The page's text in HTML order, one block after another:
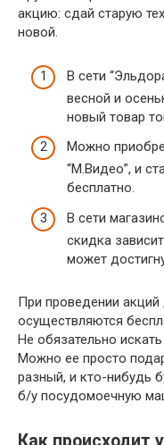
акцию: сдай старую
новой.
В сети
весной и
новый товар
Можно
“М.Видео”, и
бесплатно.
В сети
скидка
может
При проведении
осуществляются
Не обязательно
Можно ее просто
разный, и кто-нибудь
б/у посудомоечную
Как происходит